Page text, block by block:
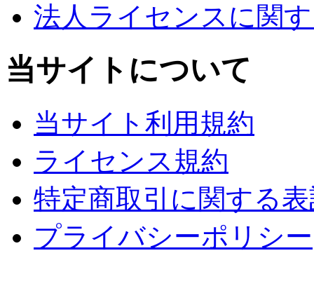
法人ライセンスに関
当サイトについて
当サイト利用規約
ライセンス規約
特定商取引に関する
プライバシーポリシー